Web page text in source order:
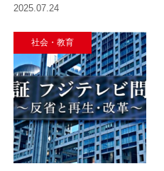
2025.07.24
社会・教育